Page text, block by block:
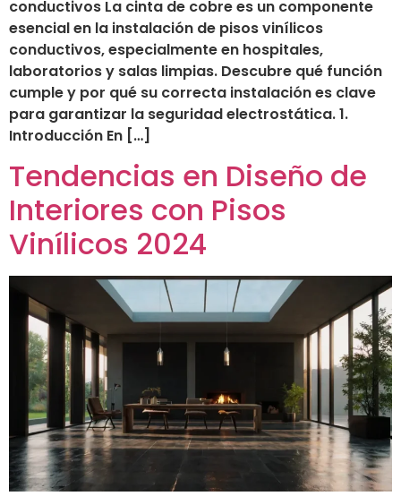
conductivos La cinta de cobre es un componente
esencial en la instalación de pisos vinílicos
conductivos, especialmente en hospitales,
laboratorios y salas limpias. Descubre qué función
cumple y por qué su correcta instalación es clave
para garantizar la seguridad electrostática. 1.
Introducción En […]
Tendencias en Diseño de
Interiores con Pisos
Vinílicos 2024